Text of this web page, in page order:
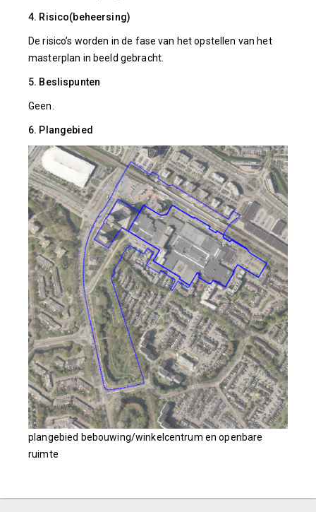
4. Risico(beheersing)
De risico’s worden in de fase van het opstellen van het
masterplan in beeld gebracht.
5. Beslispunten
Geen.
6. Plangebied
plangebied bebouwing/winkelcentrum en openbare
ruimte